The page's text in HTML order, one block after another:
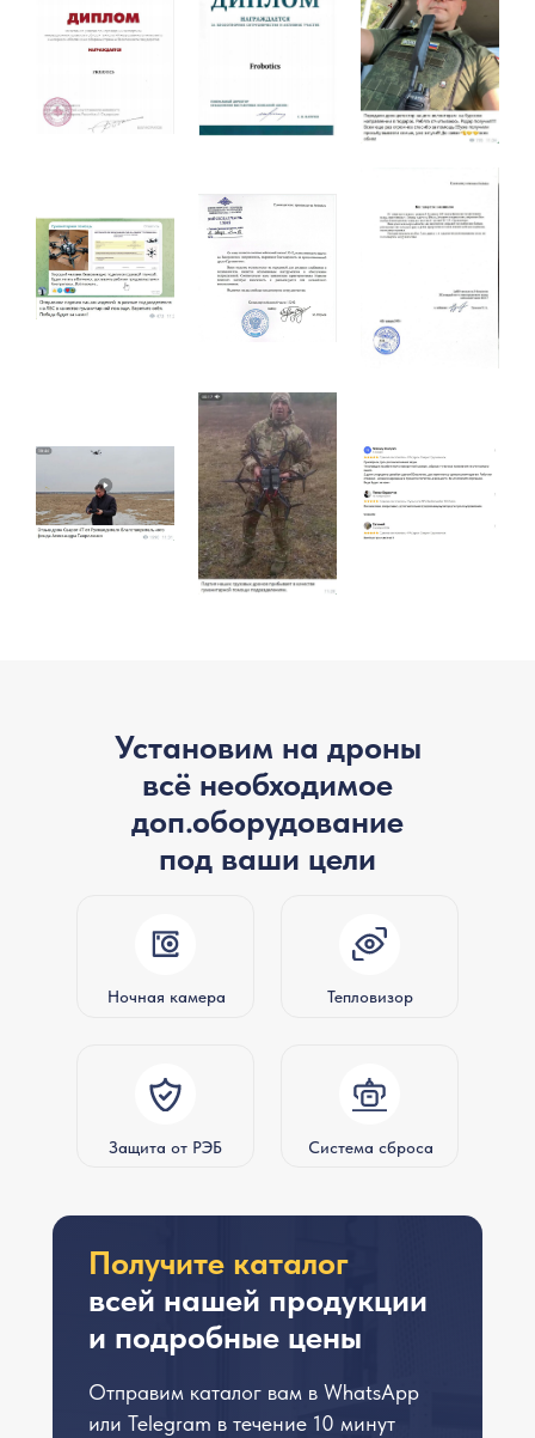
Ночная камера Тепловизор
Защита от РЭБ Система сброса
Получите каталог
всей нашей продукции
и подробные цены
Отправим каталог вам в WhatsApp
или Telegram в течение 10 минут
Установим на дроны
всё необходимое
доп.оборудование
под ваши цели